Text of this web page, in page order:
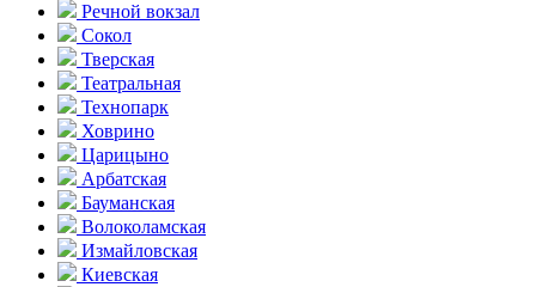
Речной вокзал
Сокол
Тверская
Театральная
Технопарк
Ховрино
Царицыно
Арбатская
Бауманская
Волоколамская
Измайловская
Киевская